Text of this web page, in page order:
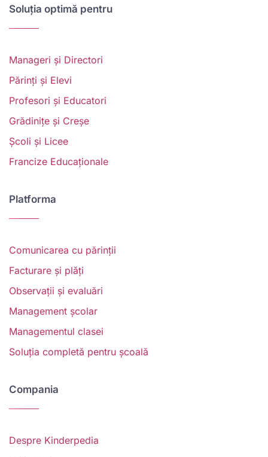
Soluția optimă pentru
Manageri și Directori
Părinți și Elevi
Profesori și Educatori
Grădinițe și Creșe
Școli și Licee
Francize Educaționale
Platforma
Comunicarea cu părinții
Facturare și plăți
Observații și evaluări
Management școlar
Managementul clasei
Soluția completă pentru școală
Compania
Despre Kinderpedia